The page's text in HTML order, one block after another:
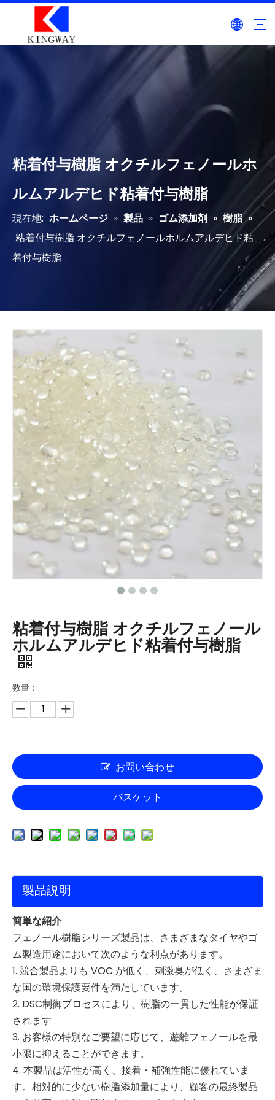
粘着付与樹脂 オクチルフェノールホ
ルムアルデヒド粘着付与樹脂
現在地: ホームページ » 製品 » ゴム添加剤 » 樹脂 »
粘着付与樹脂 オクチルフェノールホルムアルデヒド粘
着付与樹脂
粘着付与樹脂 オクチルフェノール
ホルムアルデヒド粘着付与樹脂
数量：
お問い合わせ
バスケット
製品説明
簡単な紹介
フェノール樹脂シリーズ製品は、さまざまなタイヤやゴ
ム製造用途において次のような利点があります。
1. 競合製品よりも VOC が低く、刺激臭が低く、さまざま
な国の環境保護要件を満たしています。
2. DSC制御プロセスにより、樹脂の一貫した性能が保証
されます
3. お客様の特別なご要望に応じて、遊離フェノールを最
小限に抑えることができます。
4. 本製品は活性が高く、接着・補強性能に優れていま
す。相対的に少ない樹脂添加量により、顧客の最終製品